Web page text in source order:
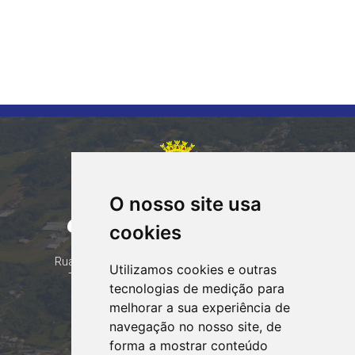
O nosso site usa
cookies
Utilizamos cookies e outras
tecnologias de medição para
melhorar a sua experiência de
navegação no nosso site, de
forma a mostrar conteúdo
CORUMBATAÍ DO SUL
PARANÁ
Rua Tocantins 153 Corumbataí - CEP: 86.970-000
Telefone: (44) 99935-8828, (44) 99935-8839
contato@corumbataidosul.pr.gov.br
Atendimento